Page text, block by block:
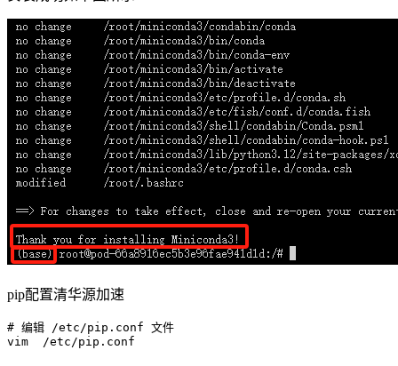
pip配置清华源加速
# 编辑 /etc/pip.conf 文件
vim /etc/